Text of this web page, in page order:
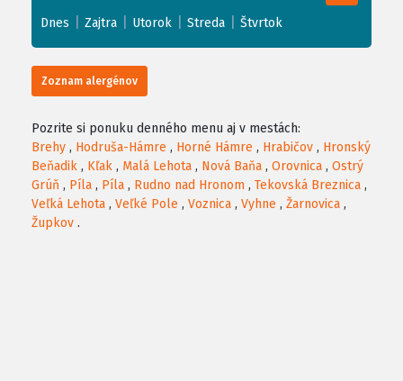
−
Dnes Zajtra Utorok Streda Štvrtok
Zoznam alergénov
Pozrite si ponuku denného menu aj v mestách:
Brehy , Hodruša-Hámre , Horné Hámre , Hrabičov , Hronský
Beňadik , Kľak , Malá Lehota , Nová Baňa , Orovnica , Ostrý
Grúň , Píla , Píla , Rudno nad Hronom , Tekovská Breznica ,
Veľká Lehota , Veľké Pole , Voznica , Vyhne , Žarnovica ,
Župkov .